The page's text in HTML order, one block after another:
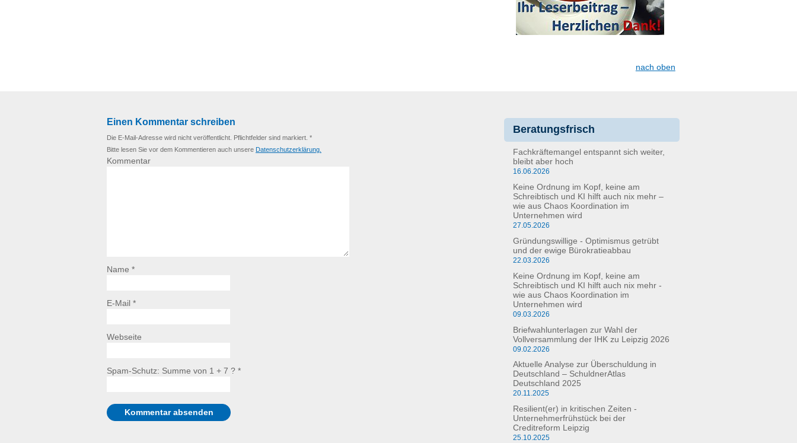
nach oben
Beratungsfrisch
Fachkräftemangel entspannt sich weiter,
bleibt aber hoch
16.06.2026
Keine Ordnung im Kopf, keine am
Schreibtisch und KI hilft auch nix mehr –
wie aus Chaos Koordination im
Unternehmen wird
27.05.2026
Gründungswillige - Optimismus getrübt
und der ewige Bürokratieabbau
22.03.2026
Keine Ordnung im Kopf, keine am
Schreibtisch und KI hilft auch nix mehr -
wie aus Chaos Koordination im
Unternehmen wird
09.03.2026
Briefwahlunterlagen zur Wahl der
Vollversammlung der IHK zu Leipzig 2026
09.02.2026
Aktuelle Analyse zur Überschuldung in
Deutschland – SchuldnerAtlas
Deutschland 2025
20.11.2025
Resilient(er) in kritischen Zeiten -
Unternehmerfrühstück bei der
Creditreform Leipzig
25.10.2025
Einen Kommentar schreiben
Die E-Mail-Adresse wird nicht veröffentlicht. Pflichtfelder sind markiert. *
Bitte lesen Sie vor dem Kommentieren auch unsere Datenschutzerklärung.
Kommentar
Name *
E-Mail *
Webseite
Spam-Schutz: Summe von 1 + 7 ? *